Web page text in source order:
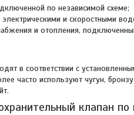
по независимой схеме;
и скоростными
и отопления,
в соответствии с
часто используют чугун,
клапан